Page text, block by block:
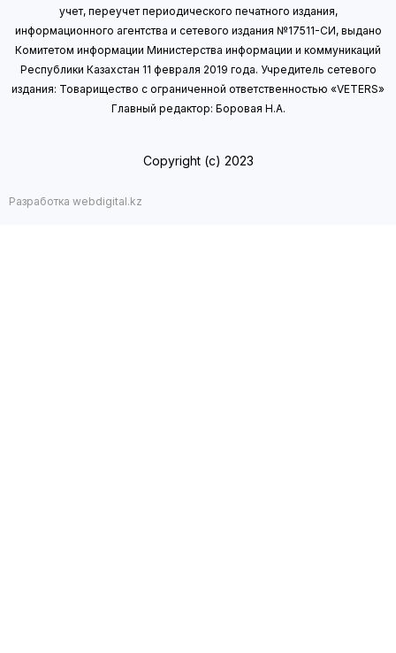
учет, переучет периодического печатного издания,
информационного агентства и сетевого издания №17511-СИ, выдано
Комитетом информации Министерства информации и коммуникаций
Республики Казахстан 11 февраля 2019 года. Учредитель сетевого
издания: Товарищество с ограниченной ответственностью «VETERS»
Главный редактор: Боровая Н.А.
Copyright (с) 2023
Разработка webdigital.kz